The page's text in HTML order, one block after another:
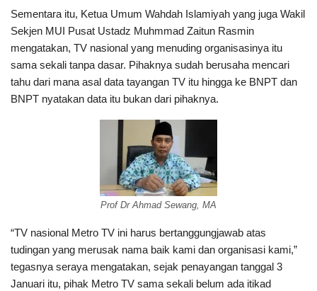
Sementara itu, Ketua Umum Wahdah Islamiyah yang juga Wakil
Sekjen MUI Pusat Ustadz Muhmmad Zaitun Rasmin
mengatakan, TV nasional yang menuding organisasinya itu
sama sekali tanpa dasar. Pihaknya sudah berusaha mencari
tahu dari mana asal data tayangan TV itu hingga ke BNPT dan
BNPT nyatakan data itu bukan dari pihaknya.
Prof Dr Ahmad Sewang, MA
“TV nasional Metro TV ini harus bertanggungjawab atas
tudingan yang merusak nama baik kami dan organisasi kami,”
tegasnya seraya mengatakan, sejak penayangan tanggal 3
Januari itu, pihak Metro TV sama sekali belum ada itikad